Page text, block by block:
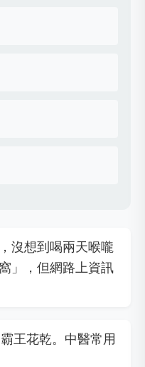
沒想到喝兩天喉嚨
」，但網路上資訊
王花乾。中醫常用